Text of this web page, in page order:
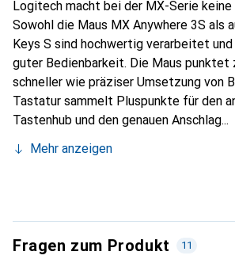
Logitech macht bei der MX-Serie keine
Sowohl die Maus MX Anywhere 3S als
Keys S sind hochwertig verarbeitet
guter Bedienbarkeit. Die Maus punktet
schneller wie präziser Umsetzung von
Tastatur sammelt Pluspunkte für den
Tastenhub und den genauen Anschlag...
Mehr anzeigen
Fragen zum Produkt 11